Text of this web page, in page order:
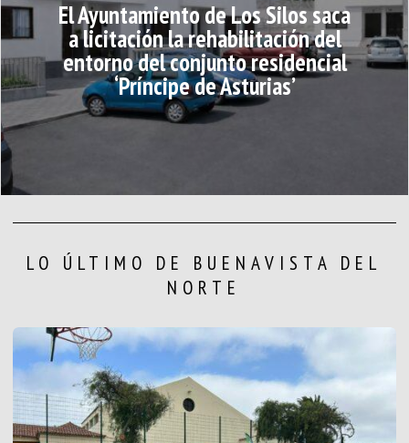
El Ayuntamiento de Los Silos saca
a licitación la rehabilitación del
entorno del conjunto residencial
‘Príncipe de Asturias’
LO ÚLTIMO DE BUENAVISTA DEL
NORTE